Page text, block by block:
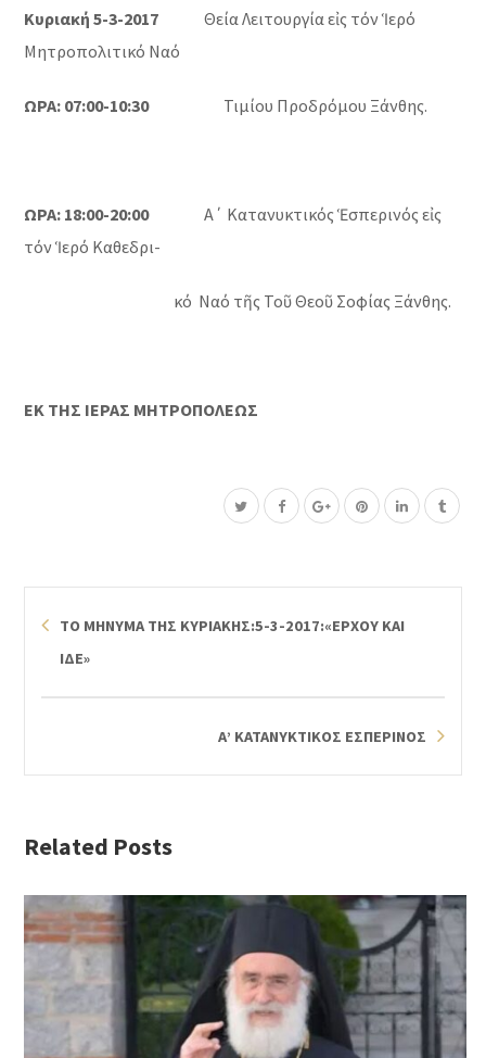
Κυριακή 5-3-2017 Θεία Λειτουργία εἰς τόν Ἱερό
Μητροπολιτικό Ναό
ΩΡΑ: 07:00-10:30 Τιμίου Προδρόμου Ξάνθης.
ΩΡΑ: 18:00-20:00Α΄ Κατανυκτικός Ἑσπερινός εἰς
τόν Ἱερό Καθεδρι-
κό Ναό τῆς Τοῦ Θεοῦ Σοφίας Ξάνθης.
ΕΚ ΤΗΣ ΙΕΡΑΣ ΜΗΤΡΟΠΟΛΕΩΣ
ΤΟ ΜΗΝΥΜΑ ΤΗΣ ΚΥΡΙΑΚΗΣ:5-3-2017:«ΕΡΧΟΥ ΚΑΙ
ΙΔΕ»
Α’ ΚΑΤΑΝΥΚΤΙΚΟΣ ΕΣΠΕΡΙΝΟΣ
Related Posts